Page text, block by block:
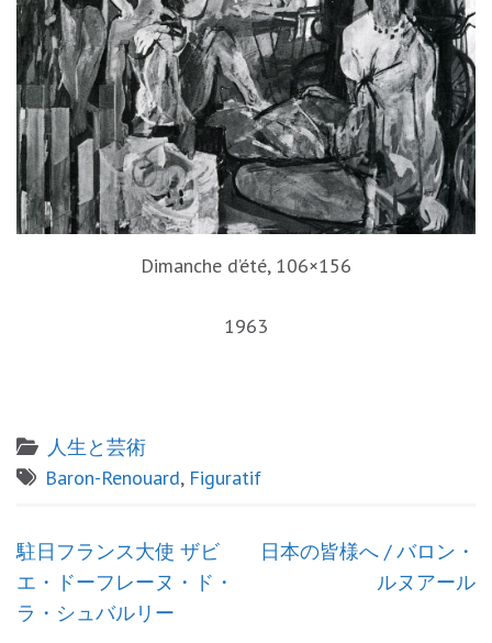
Dimanche d’été, 106×156
1963
人生と芸術
Baron-Renouard, Figuratif
投
稿
ナ
駐日フランス大使 ザビ
エ・ドーフレーヌ・ド・
ラ・シュバルリー
日本の皆様へ / バロン・
ルヌアール